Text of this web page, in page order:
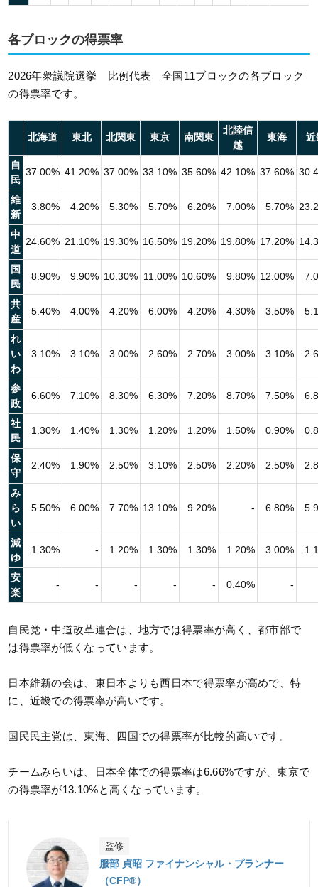
各ブロックの得票率
2026年衆議院選挙 比例代表 全国11ブロックの各ブロック
の得票率です。
北海道 東北 北関東 東京 南関東
北陸信
越
東海 近
自
民
37.00% 41.20% 37.00% 33.10% 35.60% 42.10% 37.60%
維
新
3.80% 4.20% 5.30% 5.70% 6.20% 7.00% 5.70%
中
道
24.60% 21.10% 19.30% 16.50% 19.20% 19.80% 17.20%
国
民
8.90% 9.90% 10.30% 11.00% 10.60% 9.80% 12.00%
共
産
5.40% 4.00% 4.20% 6.00% 4.20% 4.30% 3.50%
れ
い
わ
3.10% 3.10% 3.00% 2.60% 2.70% 3.00% 3.10%
参
政
6.60% 7.10% 8.30% 6.30% 7.20% 8.70% 7.50%
社
民
1.30% 1.40% 1.30% 1.20% 1.20% 1.50% 0.90%
保
守
2.40% 1.90% 2.50% 3.10% 2.50% 2.20% 2.50%
み
ら
い
5.50% 6.00% 7.70% 13.10% 9.20% - 6.80%
減
ゆ
1.30% - 1.20% 1.30% 1.30% 1.20% 3.00%
安
楽
- - - - - 0.40% -
自民党・中道改革連合は、地方では得票率が高く、都市部で
は得票率が低くなっています。
日本維新の会は、東日本よりも西日本で得票率が高めで、特
に、近畿での得票率が高いです。
国民民主党は、東海、四国での得票率が比較的高いです。
チームみらいは、日本全体での得票率は6.66%ですが、東京で
の得票率が13.10%と高くなっています。
監修
服部 貞昭 ファイナンシャル・プランナー
（CFP®）